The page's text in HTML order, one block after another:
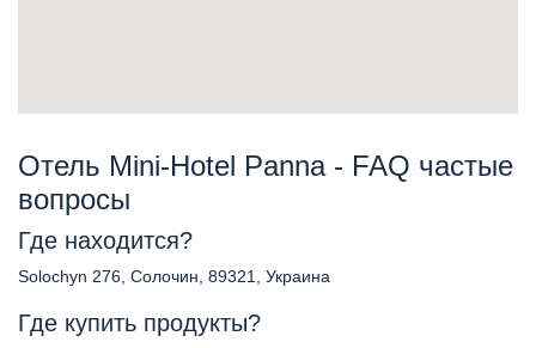
Отель Mini-Hotel Panna - FAQ частые
вопросы
Где находится?
Solochyn 276, Солочин, 89321, Украина
Где купить продукты?